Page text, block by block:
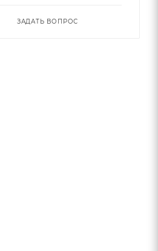
ЗАДАТЬ ВОПРОС